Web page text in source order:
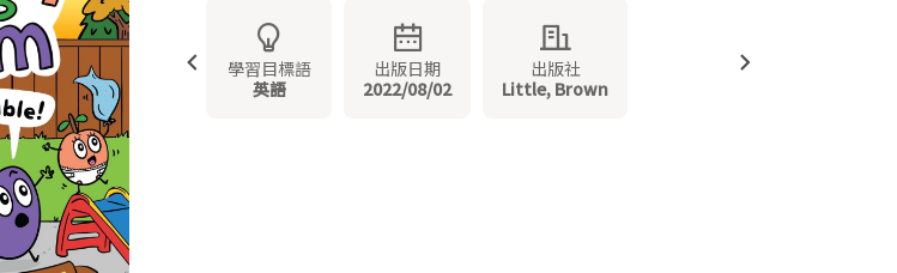
學習目標語
英語
出版日期
2022/08/02
出版社
Little, Brown